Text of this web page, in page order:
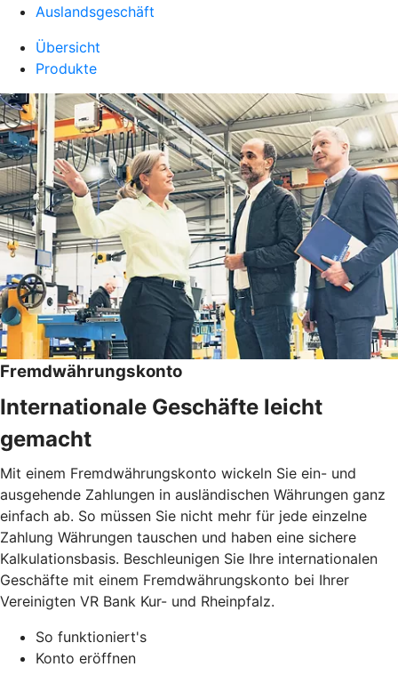
Auslandsgeschäft
Übersicht
Produkte
Fremdwährungskonto
Internationale Geschäfte leicht
gemacht
Mit einem Fremdwährungskonto wickeln Sie ein- und
ausgehende Zahlungen in ausländischen Währungen ganz
einfach ab. So müssen Sie nicht mehr für jede einzelne
Zahlung Währungen tauschen und haben eine sichere
Kalkulationsbasis. Beschleunigen Sie Ihre internationalen
Geschäfte mit einem Fremdwährungskonto bei Ihrer
Vereinigten VR Bank Kur- und Rheinpfalz.
So funktioniert's
Konto eröffnen